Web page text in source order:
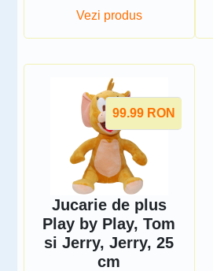
Vezi produs
99.99 RON
Jucarie de plus
Play by Play, Tom
si Jerry, Jerry, 25
cm